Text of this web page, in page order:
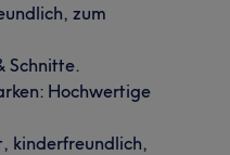
zum
Schnitte.
Hochwertige
kinderfreundlich,